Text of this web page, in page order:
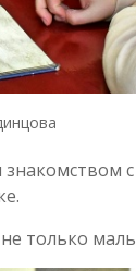
только